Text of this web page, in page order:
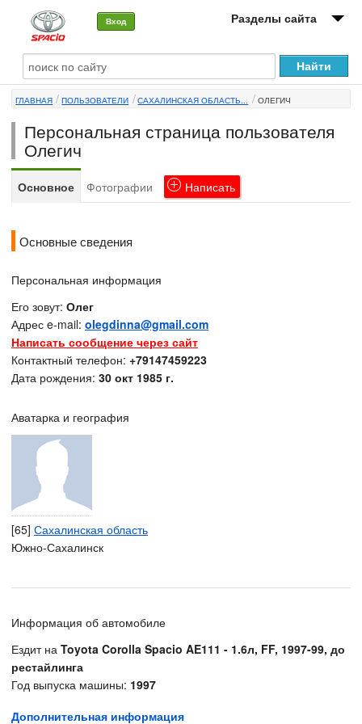
Вход Разделы сайта
О машине
Автоклуб
Форумы
Сервисы и услуги
ГЛАВНАЯ ПОЛЬЗОВАТЕЛИ САХАЛИНСКАЯ ОБЛАСТЬ... ОЛЕГИЧ
Персональная страница пользователя
Олегич
Основное Фотографии Написать
Основные сведения
Персональная информация
Его зовут: Олег
Адрес e-mail: olegdinna@gmail.com
Написать сообщение через сайт
Контактный телефон: +79147459223
Дата рождения: 30 окт 1985 г.
Аватарка и география
[65] Сахалинская область
Южно-Сахалинск
Информация об автомобиле
Ездит на Toyota Corolla Spacio AE111 - 1.6л, FF, 1997-99, до
рестайлинга
Год выпуска машины: 1997
Дополнительная информация